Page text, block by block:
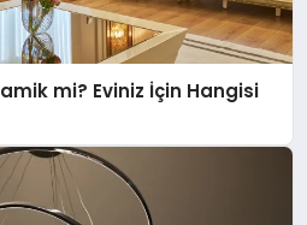
mi? Eviniz İçin Hangisi